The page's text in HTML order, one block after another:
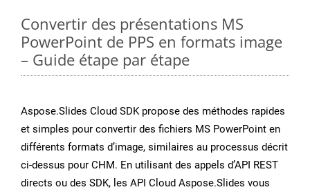
Convertir des présentations MS
PowerPoint de PPS en formats image
– Guide étape par étape
Aspose.Slides Cloud SDK propose des méthodes rapides
et simples pour convertir des fichiers MS PowerPoint en
différents formats d’image, similaires au processus décrit
ci-dessus pour CHM. En utilisant des appels d’API REST
directs ou des SDK, les API Cloud Aspose.Slides vous